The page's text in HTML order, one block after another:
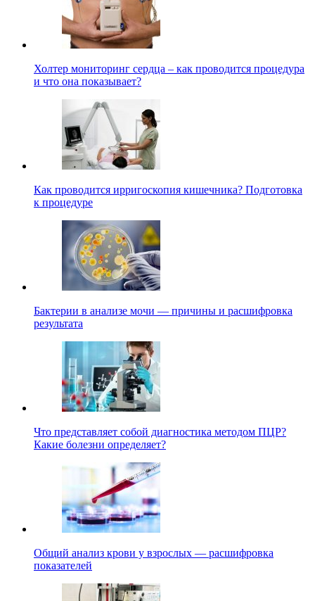
Холтер мониторинг сердца – как проводится процедура
и что она показывает?
Как проводится ирригоскопия кишечника? Подготовка
к процедуре
Бактерии в анализе мочи — причины и расшифровка
результата
Что представляет собой диагностика методом ПЦР?
Какие болезни определяет?
Общий анализ крови у взрослых — расшифровка
показателей